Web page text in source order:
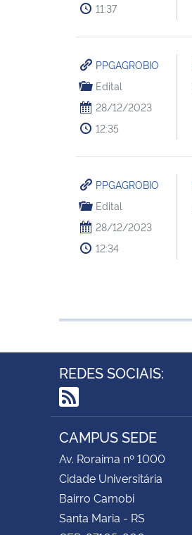
11:37
PPGAGROBIO
Edital
28/12/2023
12:35
PPGAGROBIO
Edital
28/12/2023
12:34
REDES SOCIAIS:
RSS
CAMPUS SEDE
Av. Roraima nº 1000
Cidade Universitária
Bairro Camobi
Santa Maria - RS